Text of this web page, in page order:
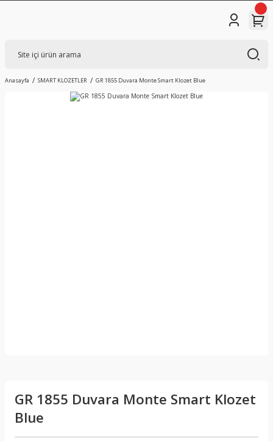
Anasayfa SMART KLOZETLER GR 1855 Duvara Monte Smart Klozet Blue
GR 1855 Duvara Monte Smart Klozet
Blue